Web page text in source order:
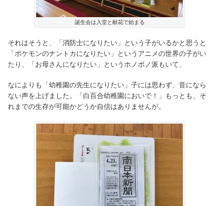
誕生会は入堂と献花で始まる
それはそうと、「消防士になりたい」という子がいるかと思うと
「ポケモンのナントカになりたい」というアニメの世界の子がい
たり、「お母さんになりたい」というホノボノ派もいて、
なによりも「幼稚園の先生になりたい」子には思わず、音になら
ない声を上げました。「白百合幼稚園においで！」もっとも、そ
れまでの生存が可能かどうか自信はありませんが。